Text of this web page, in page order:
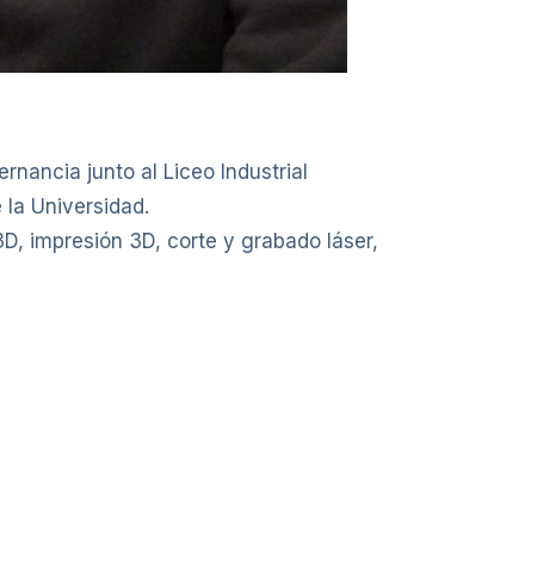
junto al Liceo Industrial
Universidad.
impresión 3D, corte y grabado láser,